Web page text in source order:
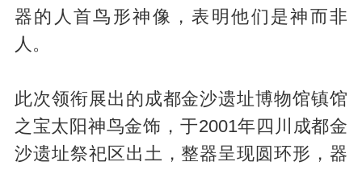
器的人首鸟形神像，表明他们是神而非
人。
此次领衔展出的成都金沙遗址博物馆镇馆
之宝太阳神鸟金饰，于2001年四川成都金
沙遗址祭祀区出土，整器呈现圆环形，器